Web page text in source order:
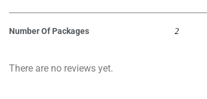
Number Of Packages 2
There are no reviews yet.